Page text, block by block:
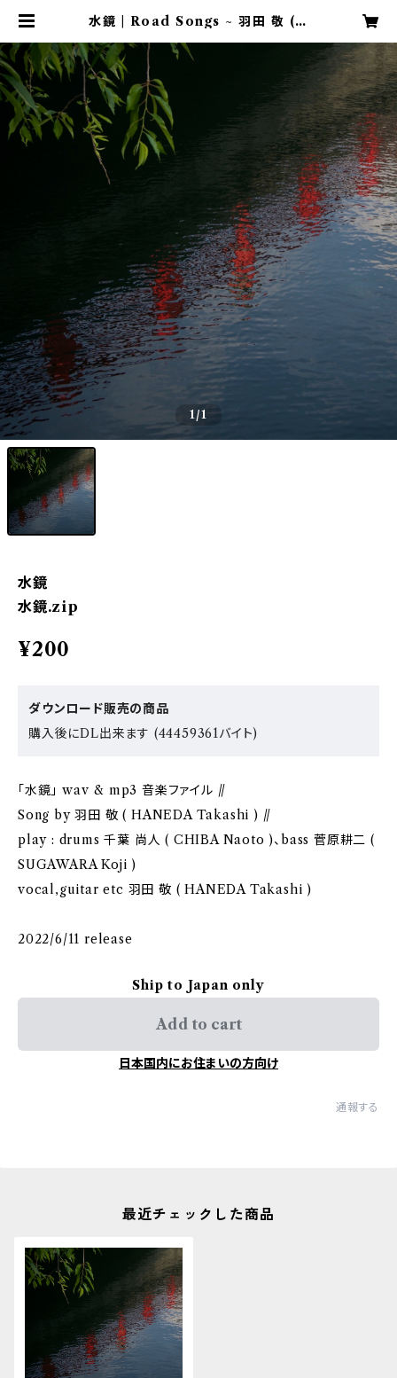
水鏡 | Road Songs ~ 羽田 敬 (H
1/1
水鏡
水鏡.zip
¥200
ダウンロード販売の商品
購入後にDL出来ます (44459361バイト)
「水鏡」 wav & mp3 音楽ファイル //
Song by 羽田 敬 ( HANEDA Takashi ) //
play : drums 千葉 尚人 ( CHIBA Naoto )、bass 菅原耕二 (
SUGAWARA Koji )
vocal,guitar etc 羽田 敬 ( HANEDA Takashi )
2022/6/11 release
Ship to Japan only
Add to cart
日本国内にお住まいの方向け
通報する
最近チェックした商品